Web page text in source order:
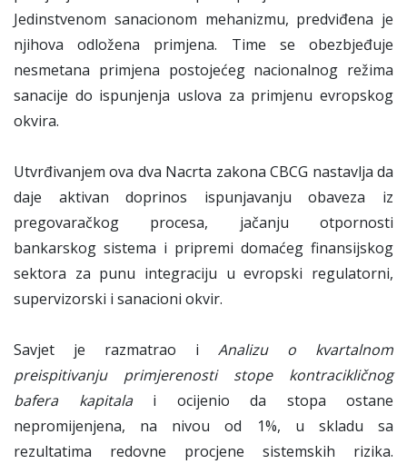
Jedinstvenom sanacionom mehanizmu, predviđena je
njihova odložena primjena. Time se obezbjeđuje
nesmetana primjena postojećeg nacionalnog režima
sanacije do ispunjenja uslova za primjenu evropskog
okvira.
Utvrđivanjem ova dva Nacrta zakona CBCG nastavlja da
daje aktivan doprinos ispunjavanju obaveza iz
pregovaračkog procesa, jačanju otpornosti
bankarskog sistema i pripremi domaćeg finansijskog
sektora za punu integraciju u evropski regulatorni,
supervizorski i sanacioni okvir.
Savjet je razmatrao i Analizu o kvartalnom
preispitivanju primjerenosti stope kontracikličnog
bafera kapitalai ocijenio da stopa ostane
nepromijenjena, na nivou od 1%, u skladu sa
rezultatima redovne procjene sistemskih rizika.